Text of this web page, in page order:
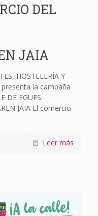
DEL
JAIA
HOSTELERÍA Y
presenta la campaña
DE EGUES.
JAIA El comercio
Leer más